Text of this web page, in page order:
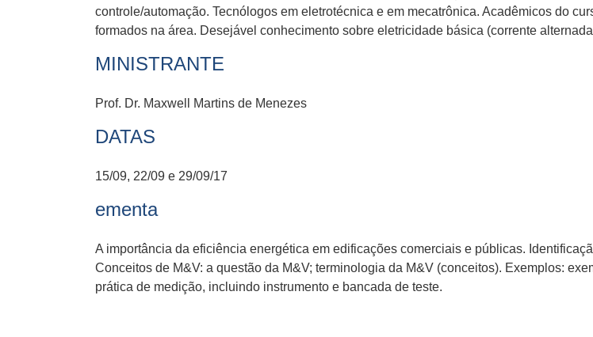
controle/automação. Tecnólogos em eletrotécnica e em mecatrônica. Acadêmicos do
formados na área. Desejável conhecimento sobre eletricidade básica (corrente
MINISTRANTE
Prof. Dr. Maxwell Martins de Menezes
DATAS
15/09, 22/09 e 29/09/17
ementa
A importância da eficiência energética em edificações comerciais e públicas.
Conceitos de M&V: a questão da M&V; terminologia da M&V (conceitos). Exemplos:
prática de medição, incluindo instrumento e bancada de teste.